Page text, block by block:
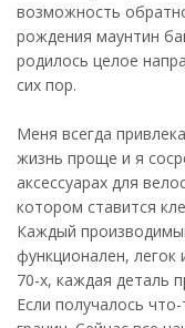
возможность
рождения маунтин
родилось целое
сих пор.
Меня всегда
жизнь проще и я
аксессуарах для
котором ставится
Каждый
функционален, легок
70-х, каждая деталь
Если получалось